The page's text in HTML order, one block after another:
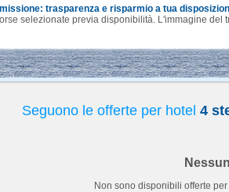
missione: trasparenza e risparmio a tua
selezionate previa disponibilità. L'immagine del
Seguono le offerte per hotel 4
Non sono disponibili offerte per